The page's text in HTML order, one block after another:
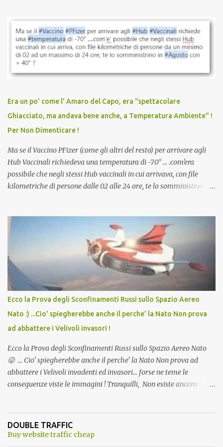
vaccinazione. Non avevamo mai sentito parlare di ricompense,
sconti, incentivi per vaccinarsi. Non avevamo mai visto
discriminazioni per coloro che non l’hanno fatto. Se non sei stato
vaccinato, nessuno aveva prima cercato di farti sentire una
persona cattiva. Non avevamo mai visto un vaccino che minacci le
vaccino usato per minacciare i mezzi di sussistenza, il lavoro o la
scuola. Non avevamo mai visto un vaccino che permettesse a un
dodicenne di ignorare il consenso dei genitori. Dopo tutti i vaccini
che abbiamo elencato sopra...
Era un po' come l' Amaro del Capo, era "spettacolare
Ghiacciato, ma andava bene anche, a Temperatura Ambiente" !
Per Non Dimenticare !
Ma se il Vaccino PFizer (come gli altri del resto) per arrivare agli
Hub Vaccinali richiedeva una temperatura di -70° ... .com'era
possibile che negli stessi Hub vaccinali in cui arrivava, con file
kilometriche di persone dalle 02 alle 24 ore, te lo somministravano
Vaccino come: l' Amaro del Capo, era "spettacolare Ghiacciato, ma
andava bene anche, a Temperatura Ambiente"! Riproponiamo
l'articolo per NON Dimenticare!
Ecco la Prova degli Sconfinamenti Russi sullo Spazio Aereo
Nato :) ...Cio' spiegherebbe anche il perche' la Nato Non prova
ad abbattere i Velivoli invasori !
Ecco la Prova degli Sconfinamenti Russi sullo Spazio Aereo Nato
😛 ... Cio' spiegherebbe anche il perche' la Nato Non prova ad
abbattere i Velivoli invadenti ed invasori... forse ne teme le
conseguenze viste le immagini ! Tranquilli, Non esiste ancora
ancora una fantasia Nato o forse una "False Flag", per provocare
una guerra mondiale che difficilmente da menti sane, potrebbe
DOUBLE TRAFFIC
Buy website traffic cheap